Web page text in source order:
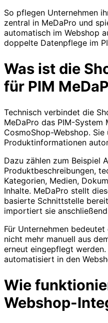
So pflegen Unternehmen
zentral in MeDaPro und
automatisch im Webshop
doppelte Datenpflege im
Was ist die
für PIM
Technisch verbindet die
MeDaPro das PIM-System
CosmoShop-Webshop.
Produktinformationen
Dazu zählen zum Beispiel
Produktbeschreibungen,
Kategorien, Medien,
Inhalte. MeDaPro stellt
basierte Schnittstelle
importiert sie
Für Unternehmen
nicht mehr manuell aus
erneut eingepflegt
automatisiert in den
Wie
Webshop-